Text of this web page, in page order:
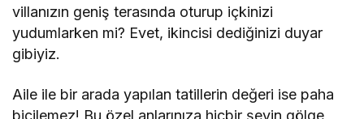
villanızın geniş terasında oturup içkinizi
yudumlarken mi? Evet, ikincisi dediğinizi duyar
gibiyiz.
Aile ile bir arada yapılan tatillerin değeri ise paha
biçilemez! Bu özel anlarınıza hiçbir şeyin gölge